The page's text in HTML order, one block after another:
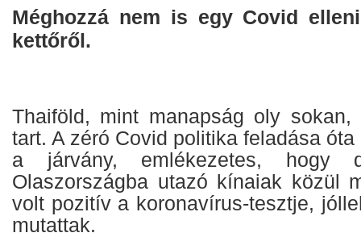
Méghozzá nem is egy Covid
kettőről.
Thaiföld, mint manapság oly
tart. A zéró Covid politika feladása
a járvány, emlékezetes, hogy
Olaszországba utazó kínaiak közül
volt pozitív a koronavírus-tesztje,
mutattak.